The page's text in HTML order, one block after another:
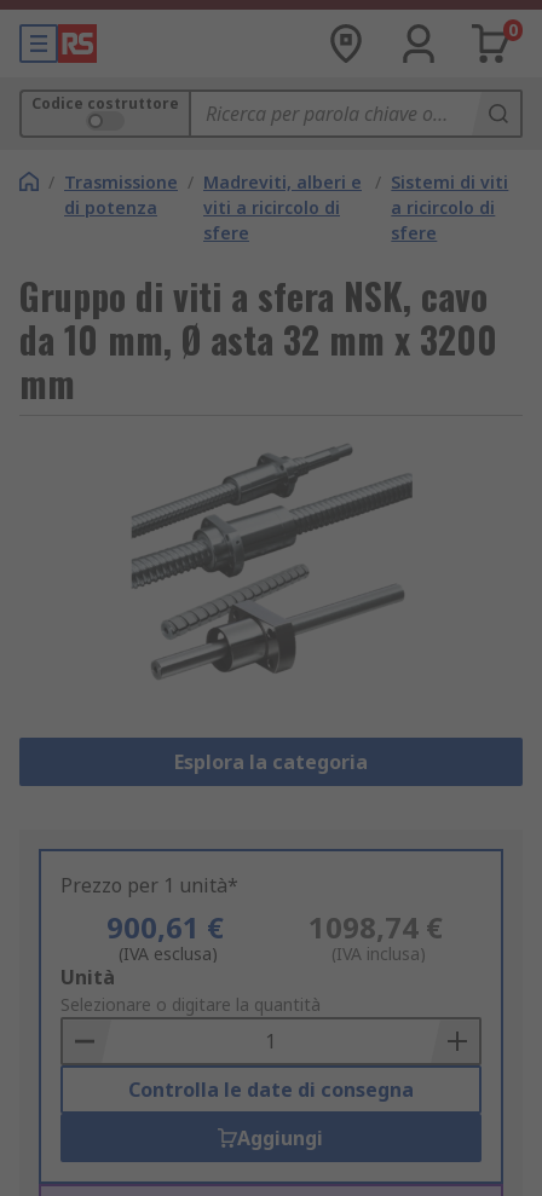
0
Codice costruttore
/ Trasmissione
di potenza
/ Madreviti, alberi e
viti a ricircolo di
sfere
/ Sistemi di viti
a ricircolo di
sfere
Gruppo di viti a sfera NSK, cavo
da 10 mm, Ø asta 32 mm x 3200
mm
Esplora la categoria
Prezzo per 1 unità*
900,61 €
(IVA esclusa)
1098,74 €
(IVA inclusa)
Add
to
Basket
Unità
Selezionare o digitare la quantità
Controlla le date di consegna
Aggiungi